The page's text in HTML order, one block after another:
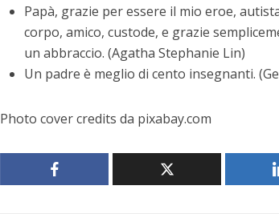
Papà, grazie per essere il mio eroe,
corpo, amico, custode, e grazie
un abbraccio. (Agatha Stephanie Lin)
Un padre è meglio di cento insegnanti.
Photo cover credits da pixabay.com